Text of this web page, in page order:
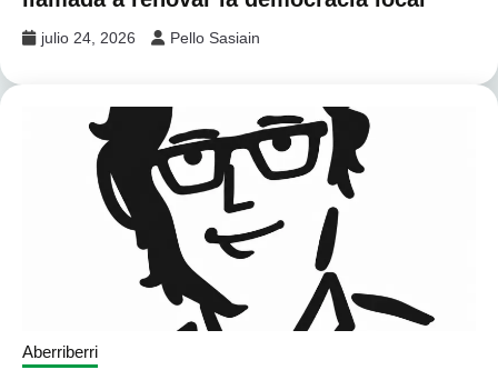
julio 24, 2026 Pello Sasiain
Aberriberri